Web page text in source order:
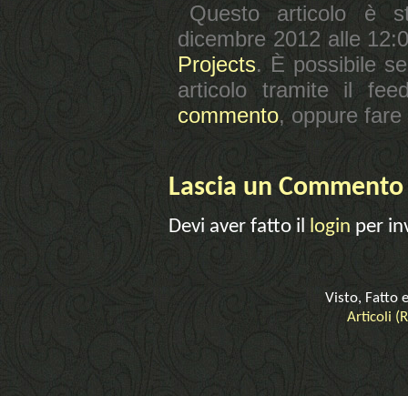
Questo articolo è
dicembre 2012 alle
Projects. È possibile
articolo tramite il
commento, oppure
Lascia un Commento
Devi aver fatto il login per
Visto, Fatto
Articoli